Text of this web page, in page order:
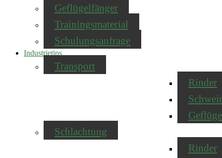
Geflügelfänger
Trainingsmaterial
Schulungsanfrage
Industrietips
Transport
Rinder
Schlachtung
Rinder